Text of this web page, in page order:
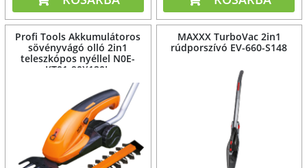
Profi Tools Akkumulátoros
sövényvágó olló 2in1
teleszkópos nyéllel N0E-
KT01-90X120L
MAXXX TurboVac 2in1
rúdporszívó EV-660-S148